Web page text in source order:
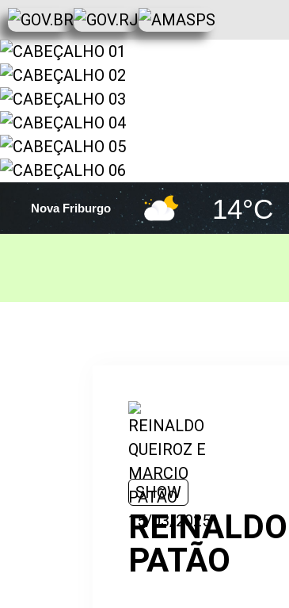
Nova Friburgo 14°C
SHOW
PATÃO